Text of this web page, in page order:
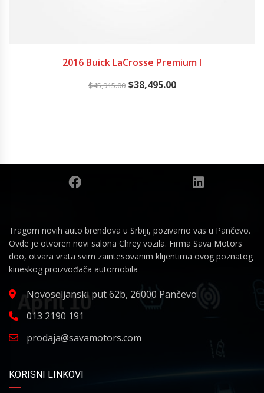
2016 Buick LaCrosse Premium I
$45,915.00 $38,495.00
Tragom novih auto brendova u Srbiji, pozivamo vas u Pančevo.
Ovde je otvoren novi salona Chrey vozila. Firma Sava Motors
doo, otvara vrata svim zaintesovanim klijentima ovog poznatog
kineskog proizvođača automobila
Novoseljanski put 62b, 26000 Pančevo
013 2190 191
prodaja@savamotors.com
KORISNI LINKOVI